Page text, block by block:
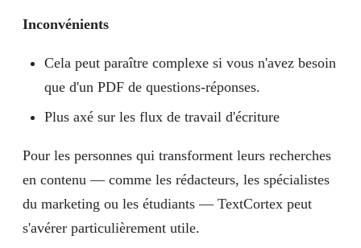
Inconvénients
Cela peut paraître complexe si vous n'avez besoin
que d'un PDF de questions-réponses.
Plus axé sur les flux de travail d'écriture
Pour les personnes qui transforment leurs recherches
en contenu — comme les rédacteurs, les spécialistes
du marketing ou les étudiants — TextCortex peut
s'avérer particulièrement utile.